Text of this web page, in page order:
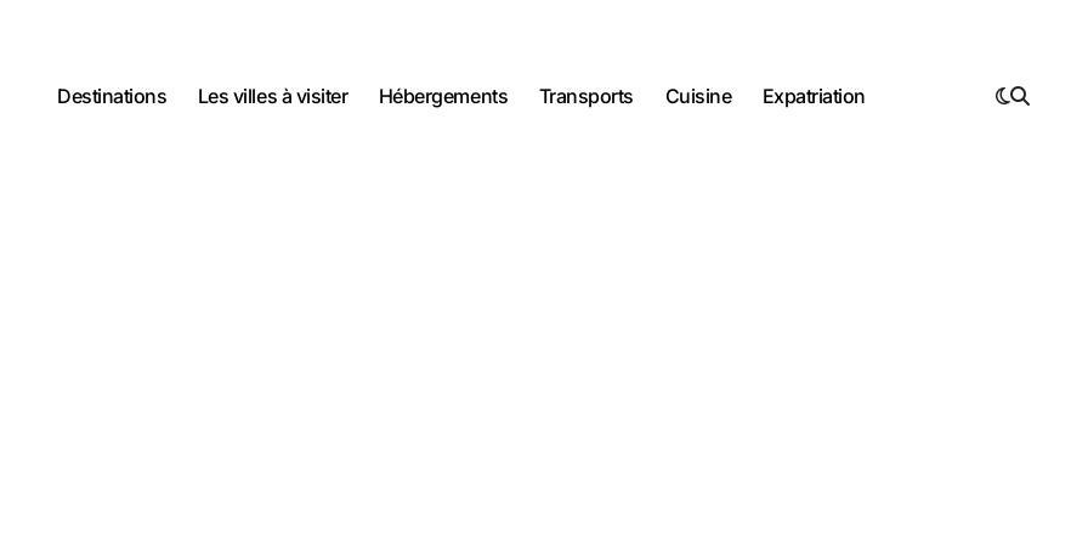
Destinations
Les villes à visiter Hébergements Transports Cuisine Expatriation